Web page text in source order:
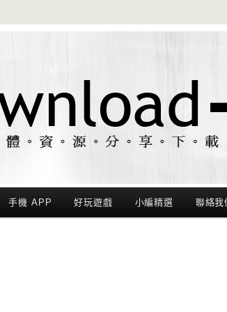
手機 APP 好玩遊戲 小編精選 聯絡我